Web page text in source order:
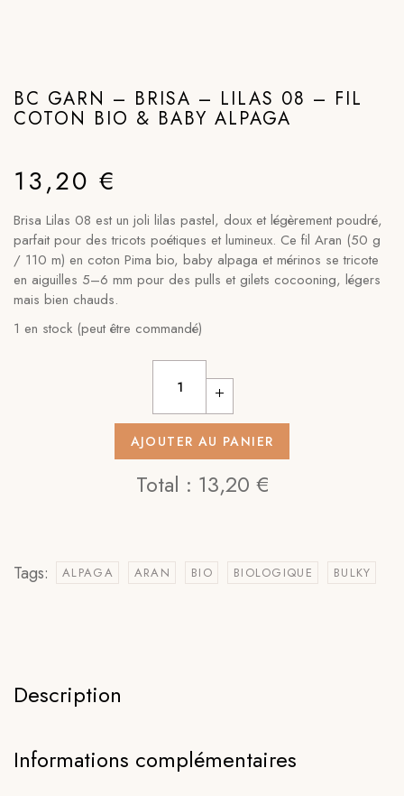
BC GARN – BRISA – LILAS 08 – FIL
COTON BIO & BABY ALPAGA
13,20 €
Brisa Lilas 08 est un joli lilas pastel, doux et légèrement poudré,
parfait pour des tricots poétiques et lumineux. Ce fil Aran (50 g
/ 110 m) en coton Pima bio, baby alpaga et mérinos se tricote
en aiguilles 5–6 mm pour des pulls et gilets cocooning, légers
mais bien chauds.
1 en stock (peut être commandé)
AJOUTER AU PANIER
Total : 13,20 €
Tags: ALPAGA ARAN BIO BIOLOGIQUE BULKY
Description
Informations complémentaires